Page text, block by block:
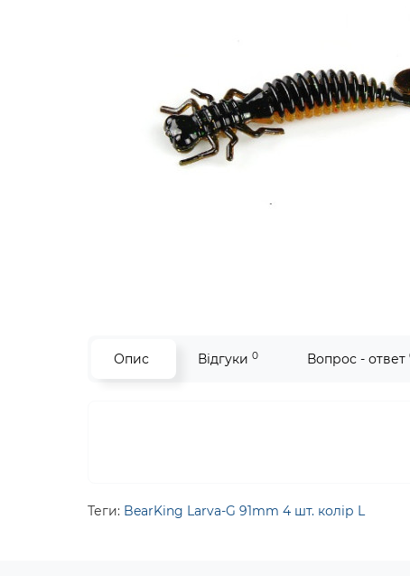
Опис Відгуки 0 Вопрос - ответ
Теги: BearKing Larva-G 91mm 4 шт. колір L